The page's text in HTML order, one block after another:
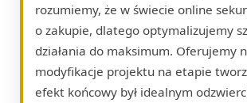
rozumiemy, że w świecie online
o zakupie, dlatego optymalizujemy
działania do maksimum. Oferujemy
modyfikacje projektu na etapie
efekt końcowy był idealnym